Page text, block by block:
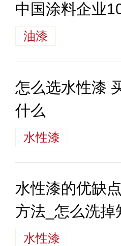
中国涂料企业
油漆
怎么选水性漆
什么
水性漆
水性漆的优缺
方法_怎么洗掉
水性漆